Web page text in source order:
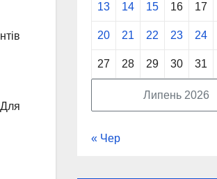
Липень 2026
13 14 15 16 17
20 21 22 23 24
27 28 29 30 31
« Чер